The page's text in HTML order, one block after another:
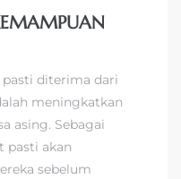
diterima dari
meningkatkan
asing. Sebagai
pasti akan
sebelum